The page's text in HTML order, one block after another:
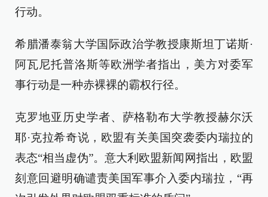
行动。
希腊潘泰翁大学国际政治学教授康斯坦丁诺斯·
阿瓦尼托普洛斯等欧洲学者指出，美方对委军
事行动是一种赤裸裸的霸权行径。
克罗地亚历史学者、萨格勒布大学教授赫尔沃
耶·克拉希奇说，欧盟有关美国突袭委内瑞拉的
表态“相当虚伪”。意大利欧盟新闻网指出，欧盟
刻意回避明确谴责美国军事介入委内瑞拉，“再